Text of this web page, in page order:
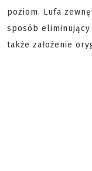
poziom. Lufa
sposób
także założenie